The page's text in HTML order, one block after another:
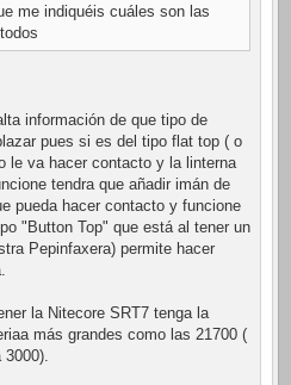
me indiquéis cuáles son las
información de que tipo de
pues si es del tipo flat top ( o
le va hacer contacto y la linterna
tendra que añadir imán de
pueda hacer contacto y funcione
"Button Top" que está al tener un
Pepinfaxera) permite hacer
la Nitecore SRT7 tenga la
más grandes como las 21700 (